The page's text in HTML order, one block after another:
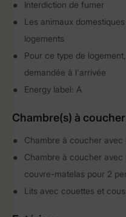
Interdiction de fumer
Les animaux
logements
Pour ce type de
demandée à l'arrivée
Energy label: A
Chambre(s) à coucher
Chambre à coucher avec
Chambre à coucher
couvre-matelas pour 2
Lits avec couettes et